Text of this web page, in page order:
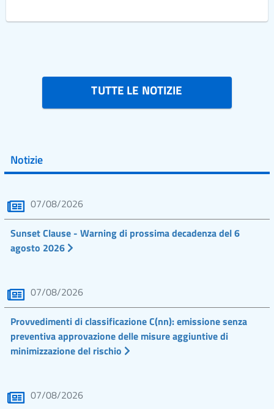
TUTTE LE NOTIZIE
Notizie
07/08/2026
Sunset Clause - Warning di prossima decadenza del 6
agosto 2026
07/08/2026
Provvedimenti di classificazione C(nn): emissione senza
preventiva approvazione delle misure aggiuntive di
minimizzazione del rischio
07/08/2026